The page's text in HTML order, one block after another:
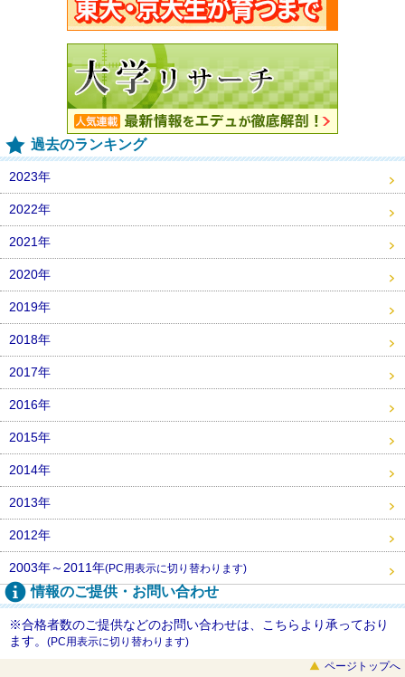
過去のランキング
2023年
2022年
2021年
2020年
2019年
2018年
2017年
2016年
2015年
2014年
2013年
2012年
2003年～2011年(PC用表示に切り替わります)
情報のご提供・お問い合わせ
※合格者数のご提供などのお問い合わせは、こちらより承っており
ます。 (PC用表示に切り替わります)
ページトップへ